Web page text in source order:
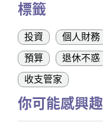
標籤
投資 個人財務
預算
退休不惑
收支管家
你可能感興趣